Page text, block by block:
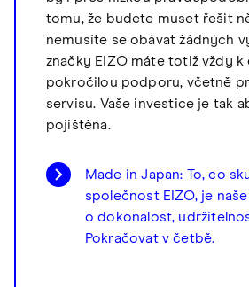
tomu, že budete muset řešit
nemusíte se obávat žádných
značky EIZO máte totiž vždy
pokročilou podporu, včetně
servisu. Vaše investice je tak
pojištěna.
Made in Japan: To, co
společnost EIZO, je
o dokonalost,
Pokračovat v četbě.